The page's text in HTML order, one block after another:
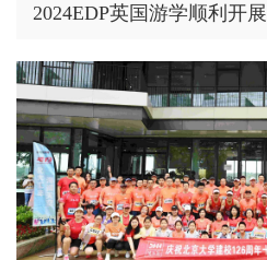
2024EDP英国游学顺利开展